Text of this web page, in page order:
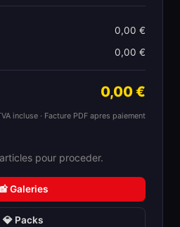
0,00 €
0,00 €
0,00 €
incluse · Facture PDF apres paiement
pour proceder.
Galeries
💎 Packs